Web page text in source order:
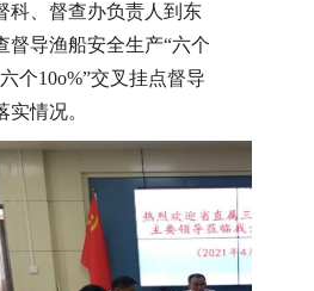
科、督查办负责人到东
督导渔船安全生产“六个
个10o%”交叉挂点督导
实情况。